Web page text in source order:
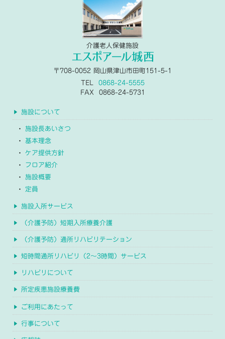
介護老人保健施設
〒708-0052
岡山県津山市田町151-5-1
TEL
0868-24-5555
FAX
0868-24-5731
施設について
施設長あいさつ
基本理念
ケア提供方針
フロア紹介
施設概要
定員
施設入所サービス
（介護予防）短期入所療養介護
（介護予防）通所リハビリテーション
短時間通所リハビリ（2～3時間）サービス
リハビリについて
所定疾患施設療養費
ご利用にあたって
行事について